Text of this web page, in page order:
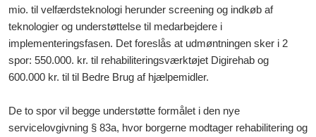
mio. til velfærdsteknologi herunder screening og indkøb af
teknologier og understøttelse til medarbejdere i
implementeringsfasen. Det foreslås at udmøntningen sker i 2
spor: 550.000. kr. til rehabiliteringsværktøjet Digirehab og
600.000 kr. til til Bedre Brug af hjælpemidler.
De to spor vil begge understøtte formålet i den nye
servicelovgivning § 83a, hvor borgerne modtager rehabilitering og